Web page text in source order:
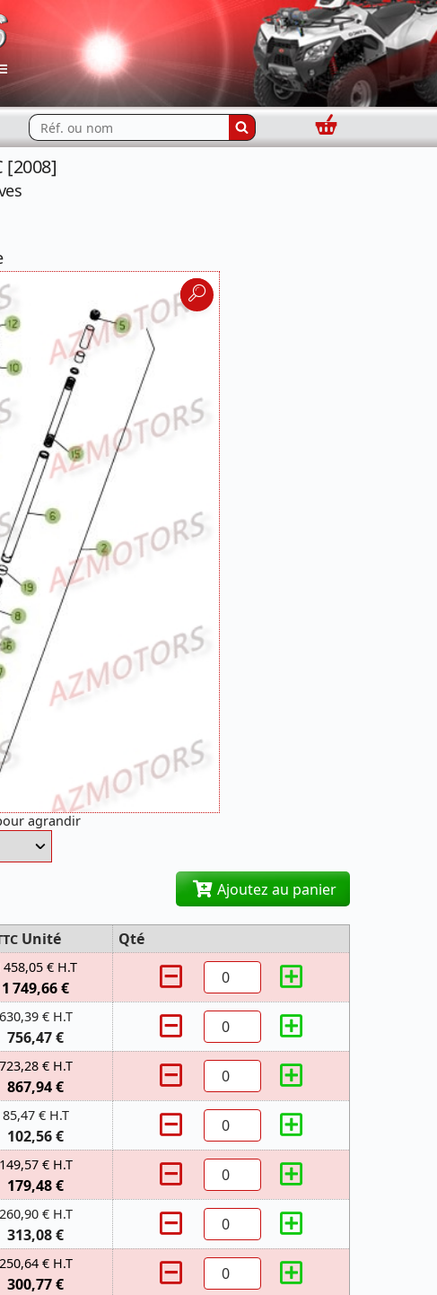
Rechercher...
Panier
[2008]
agrandir
Ajoutez au panier
Unité
Qté
458,05 € H.T
1 749,66 €
630,39 € H.T
756,47 €
723,28 € H.T
867,94 €
85,47 € H.T
102,56 €
149,57 € H.T
179,48 €
260,90 € H.T
313,08 €
250,64 € H.T
300,77 €